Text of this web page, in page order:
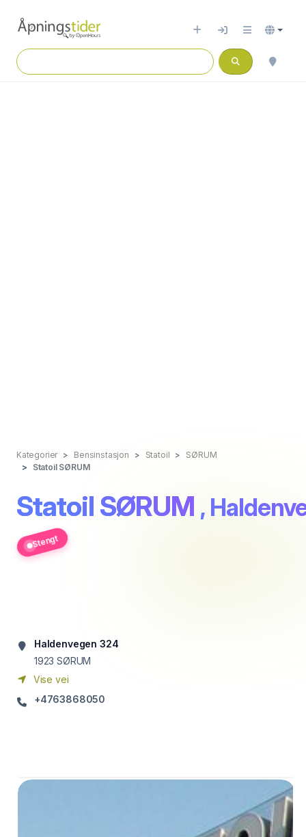
Kategorier Bensinstasjon Statoil
SØRUM
Statoil SØRUM
Statoil SØRUM ,
Stengt
Haldenvegen 324
1923 SØRUM
Vise vei
+4763868050